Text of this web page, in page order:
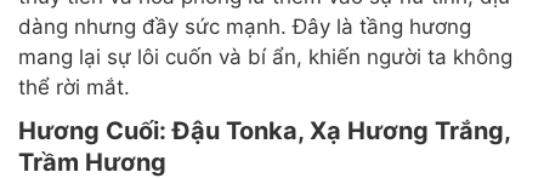
dàng nhưng đầy sức mạnh. Đây là tầng hương
mang lại sự lôi cuốn và bí ẩn, khiến người ta không
thể rời mắt.
Hương Cuối: Đậu Tonka, Xạ Hương Trắng,
Trầm Hương